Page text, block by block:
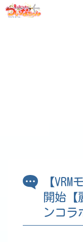
【
開始【
ンコラ